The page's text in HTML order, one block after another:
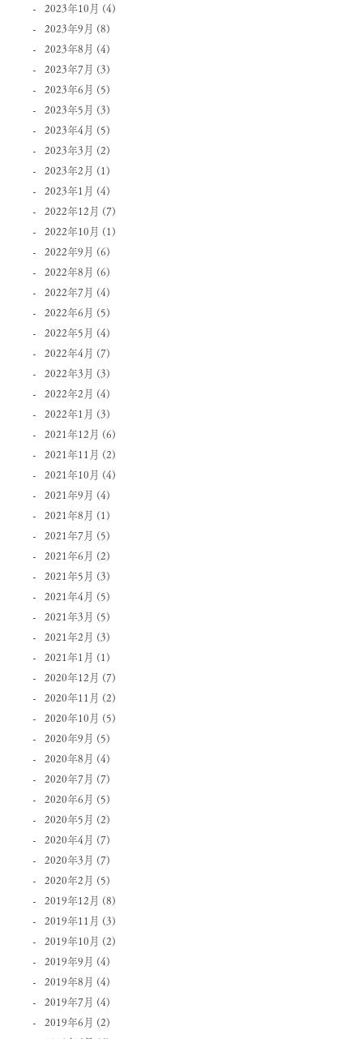
2023年10月 (4)
2023年9月 (8)
2023年8月 (4)
2023年7月 (3)
2023年6月 (5)
2023年5月 (3)
2023年4月 (5)
2023年3月 (2)
2023年2月 (1)
2023年1月 (4)
2022年12月 (7)
2022年10月 (1)
2022年9月 (6)
2022年8月 (6)
2022年7月 (4)
2022年6月 (5)
2022年5月 (4)
2022年4月 (7)
2022年3月 (3)
2022年2月 (4)
2022年1月 (3)
2021年12月 (6)
2021年11月 (2)
2021年10月 (4)
2021年9月 (4)
2021年8月 (1)
2021年7月 (5)
2021年6月 (2)
2021年5月 (3)
2021年4月 (5)
2021年3月 (5)
2021年2月 (3)
2021年1月 (1)
2020年12月 (7)
2020年11月 (2)
2020年10月 (5)
2020年9月 (5)
2020年8月 (4)
2020年7月 (7)
2020年6月 (5)
2020年5月 (2)
2020年4月 (7)
2020年3月 (7)
2020年2月 (5)
2019年12月 (8)
2019年11月 (3)
2019年10月 (2)
2019年9月 (4)
2019年8月 (4)
2019年7月 (4)
2019年6月 (2)